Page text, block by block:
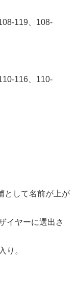
119、108-
116、110-
として名前が上が
イヤーに選出さ
り。